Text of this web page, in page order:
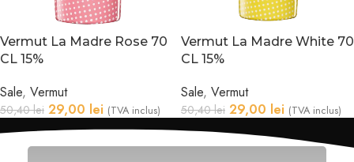
Vermut La Madre Rose 70
CL 15%
Sale, Vermut
50,40lei 29,00 lei (TVA inclus)
Vermut La Madre White 70
CL 15%
Sale, Vermut
50,40lei 29,00 lei (TVA inclus)